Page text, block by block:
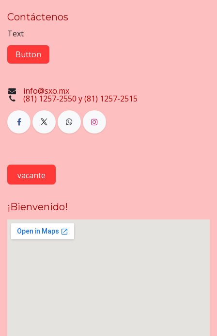
Contáctenos
Text
Button
info@sxo.mx
(81) 1257-2550 y (81) 1257-2515
vacante
¡Bienvenido!